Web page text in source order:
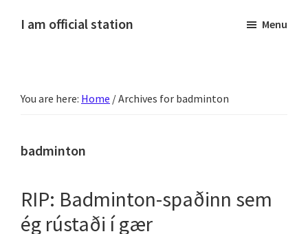
I am official station
fréttir
og
skemmtilegt
:)
Menu
You are here: Home /Archives for badminton
badminton
RIP: Badminton-spaðinn sem
ég rústaði í gær